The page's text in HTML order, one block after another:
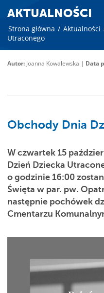
AKTUALNOŚCI
Strona główna / Aktualności
Utraconego
Autor: Joanna Kowalewska | Data
Obchody Dnia
W czwartek 15
Dzień Dziecka
o godzinie 16:00
Święta w par. pw.
następnie pochówek
Cmentarzu